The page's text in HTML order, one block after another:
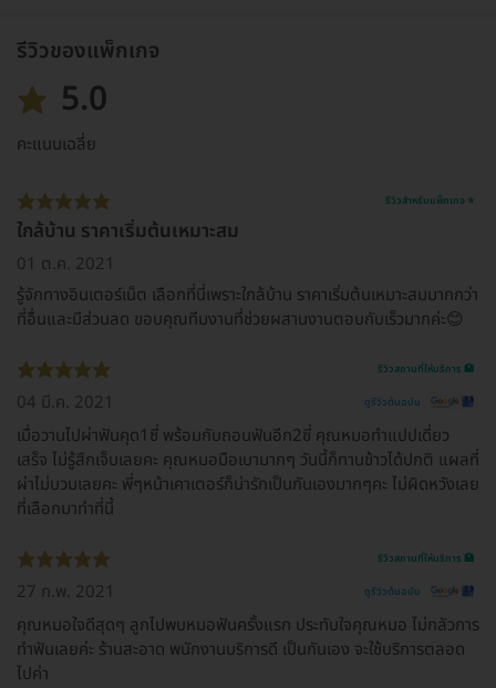
รีวิวของแพ็กเกจ
5.0
คะแนนเฉลี่ย
รีวิวสำหรับแพ็กเกจ ⭐
ใกล้บ้าน ราคาเริ่มต้นเหมาะสม
01 ต.ค. 2021
รู้จักทางอินเตอร์เน็ต เลือกที่นี่เพราะใกล้บ้าน ราคาเริ่มต้นเหมาะสมมากกว่า
ที่อื่นและมีส่วนลด ขอบคุณทีมงานที่ช่วยผสานงานตอบกับเร็วมากค่ะ😊
รีวิวสถานที่ให้บริการ 🏥
04 มี.ค. 2021 ดูรีวิวต้นฉบับ
เมื่อวานไปผ่าฟันคุด1ซี่ พร้อมกับถอนฟันอีก2ซี่ คุณหมอทำแปปเดี่ยว
เสร็จ ไม่รู้สึกเจ็บเลยคะ คุณหมอมือเบามากๆ วันนี้ก็ทานข้าวได้ปกติ แผลที่
ผ่าไม่บวมเลยคะ พี่ๆหน้าเคาเตอร์ก็น่ารักเป็นกันเองมากๆคะ ไม่ผิดหวังเลย
ที่เลือกมาทำที่นี้
รีวิวสถานที่ให้บริการ 🏥
27 ก.พ. 2021 ดูรีวิวต้นฉบับ
คุณหมอใจดีสุดๆ ลูกไปพบหมอฟันครั้งแรก ประทับใจคุณหมอ ไม่กลัวการ
ทำฟันเลยค่ะ ร้านสะอาด พนักงานบริการดี เป็นกันเอง จะใช้บริการตลอด
ไปค่า